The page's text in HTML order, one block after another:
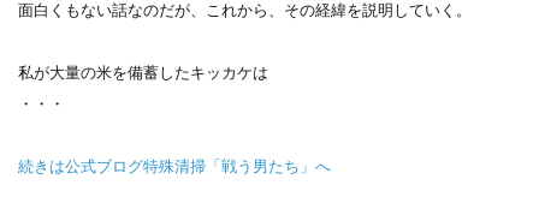
面白くもない話なのだが、これから、その経緯を説明していく。
私が大量の米を備蓄したキッカケは
・・・
続きは公式ブログ特殊清掃「戦う男たち」へ